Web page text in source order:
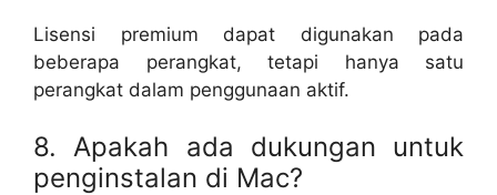
Lisensi premium dapat digunakan pada
beberapa perangkat, tetapi hanya satu
perangkat dalam penggunaan aktif.
8. Apakah ada dukungan untuk
penginstalan di Mac?